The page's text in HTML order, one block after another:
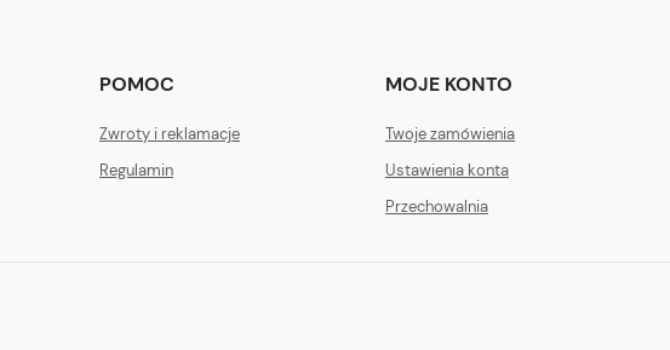
POMOC
Zwroty i reklamacje
Regulamin
MOJE KONTO
Twoje zamówienia
Ustawienia konta
Przechowalnia